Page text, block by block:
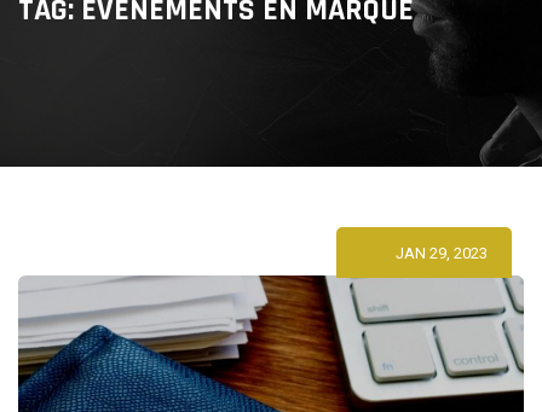
TAG: ÉVÉNEMENTS EN MARQUE
JAN 29, 2023